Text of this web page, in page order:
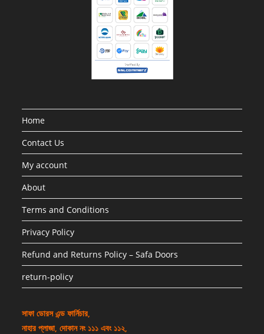
Home
Contact Us
My account
About
Terms and Conditions
Privacy Policy
Refund and Returns Policy – Safa Doors
return-policy
সাফা ডোরস এন্ড ফার্নিচার,
নাহার প্লাজা, দোকান নং ১১১ এবং ১১২,